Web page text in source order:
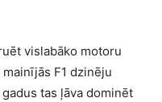
vislabāko motoru
F1 dzinēju
tas ļāva dominēt